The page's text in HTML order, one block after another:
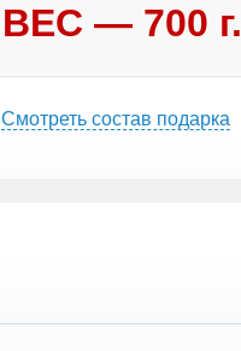
ВЕС — 700 г.
Смотреть состав подарка